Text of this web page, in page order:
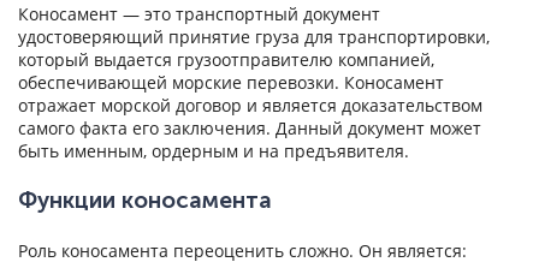
Коносамент — это транспортный документ
удостоверяющий принятие груза для транспортировки,
который выдается грузоотправителю компанией,
обеспечивающей морские перевозки. Коносамент
отражает морской договор и является доказательством
самого факта его заключения. Данный документ может
быть именным, ордерным и на предъявителя.
Функции коносамента
Роль коносамента переоценить сложно. Он является: